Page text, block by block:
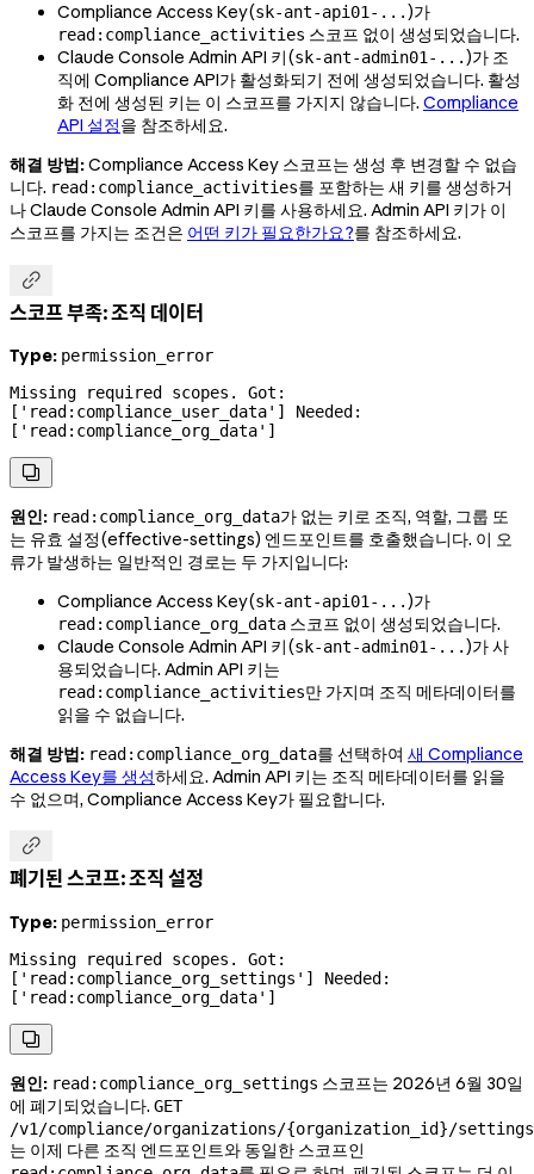
Compliance Access Key(sk-ant-api01-...)가
read:compliance_activities 스코프 없이 생성되었습니다.
Claude Console Admin API 키(sk-ant-admin01-...)가 조
직에 Compliance API가 활성화되기 전에 생성되었습니다. 활성
화 전에 생성된 키는 이 스코프를 가지지 않습니다. Compliance
API 설정을 참조하세요.
해결 방법:Compliance Access Key 스코프는 생성 후 변경할 수 없습
니다. read:compliance_activities를 포함하는 새 키를 생성하거
나 Claude Console Admin API 키를 사용하세요. Admin API 키가 이
스코프를 가지는 조건은 어떤 키가 필요한가요?를 참조하세요.

스코프 부족: 조직 데이터
Type: permission_error
Missing required scopes. Got:
['read:compliance_user_data'] Needed:
['read:compliance_org_data']

원인: read:compliance_org_data가 없는 키로 조직, 역할, 그룹 또
는 유효 설정(effective-settings) 엔드포인트를 호출했습니다. 이 오
류가 발생하는 일반적인 경로는 두 가지입니다:
Compliance Access Key(sk-ant-api01-...)가
read:compliance_org_data 스코프 없이 생성되었습니다.
Claude Console Admin API 키(sk-ant-admin01-...)가 사
용되었습니다. Admin API 키는
read:compliance_activities만 가지며 조직 메타데이터를
읽을 수 없습니다.
해결 방법: read:compliance_org_data를 선택하여 새 Compliance
Access Key를 생성하세요. Admin API 키는 조직 메타데이터를 읽을
수 없으며, Compliance Access Key가 필요합니다.

폐기된 스코프: 조직 설정
Type: permission_error
Missing required scopes. Got:
['read:compliance_org_settings'] Needed:
['read:compliance_org_data']

원인: read:compliance_org_settings 스코프는 2026년 6월 30일
에 폐기되었습니다. GET
/v1/compliance/organizations/{organization_id}/settings
는 이제 다른 조직 엔드포인트와 동일한 스코프인